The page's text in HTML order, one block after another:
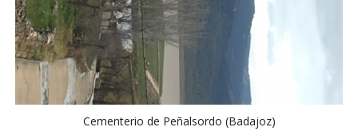
Cementerio de Peñalsordo (Badajoz)